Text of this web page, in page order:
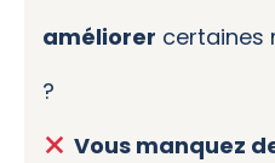
améliorer certaines
?
Vous manquez